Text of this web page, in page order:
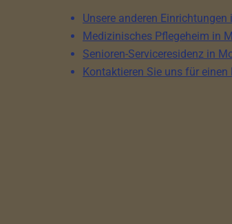
Unsere anderen Einrichtungen
Medizinisches Pflegeheim in
Senioren-Serviceresidenz in
Kontaktieren Sie uns für einen